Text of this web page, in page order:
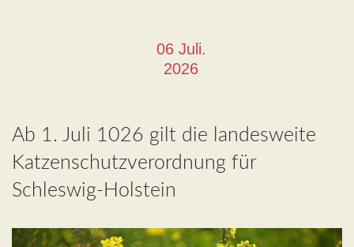
06 Juli.
2026
Ab 1. Juli 1026 gilt die landesweite
Katzenschutzverordnung für
Schleswig-Holstein